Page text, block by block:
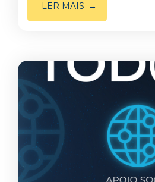
LER MAIS